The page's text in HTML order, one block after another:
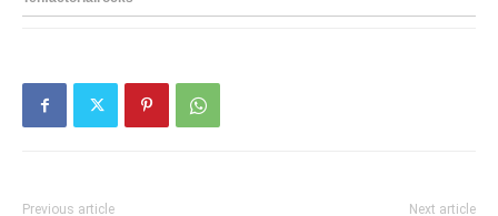
Previous article Next article